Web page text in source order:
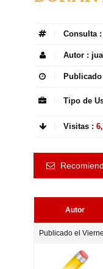
Consulta :
Autor :
Publicado
Tipo de
Visitas :
Autor
Publicado el